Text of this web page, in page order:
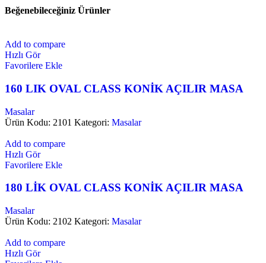
Beğenebileceğiniz Ürünler
Add to compare
Hızlı Gör
Favorilere Ekle
160 LIK OVAL CLASS KONİK AÇILIR MASA
Masalar
Ürün Kodu: 2101 Kategori: Masalar
Add to compare
Hızlı Gör
Favorilere Ekle
180 LİK OVAL CLASS KONİK AÇILIR MASA
Masalar
Ürün Kodu: 2102 Kategori: Masalar
Add to compare
Hızlı Gör